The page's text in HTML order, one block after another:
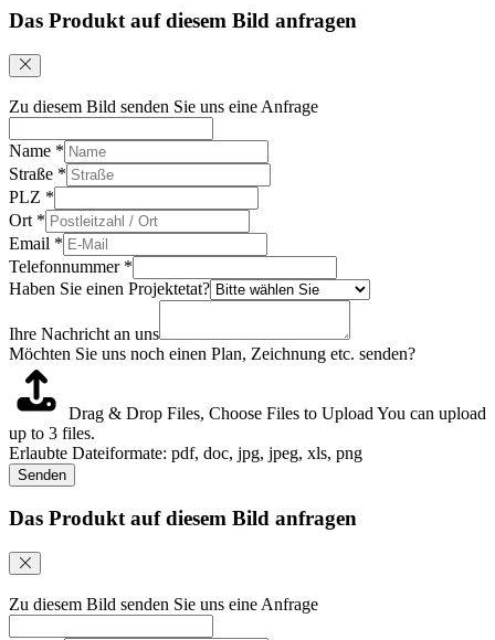
Das Produkt auf diesem Bild anfragen
Zu diesem Bild senden Sie uns eine Anfrage
Name *
Straße *
PLZ *
Ort *
Email *
Telefonnummer *
Haben Sie einen Projektetat?
Ihre Nachricht an uns
Möchten Sie uns noch einen Plan, Zeichnung etc. senden?
Drag & Drop Files, Choose Files to Upload You can upload
up to 3 files.
Erlaubte Dateiformate: pdf, doc, jpg, jpeg, xls, png
Senden
Das Produkt auf diesem Bild anfragen
Zu diesem Bild senden Sie uns eine Anfrage